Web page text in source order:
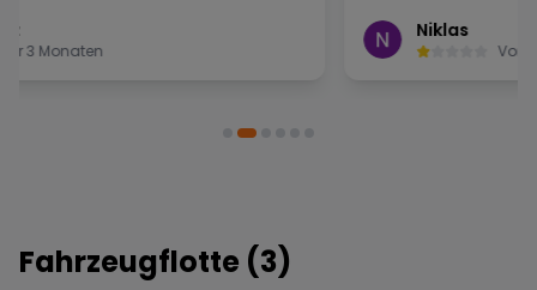
respektvollen Umgang – hier war nichts davon
spürbar.
Fahrzeugflotte (3)